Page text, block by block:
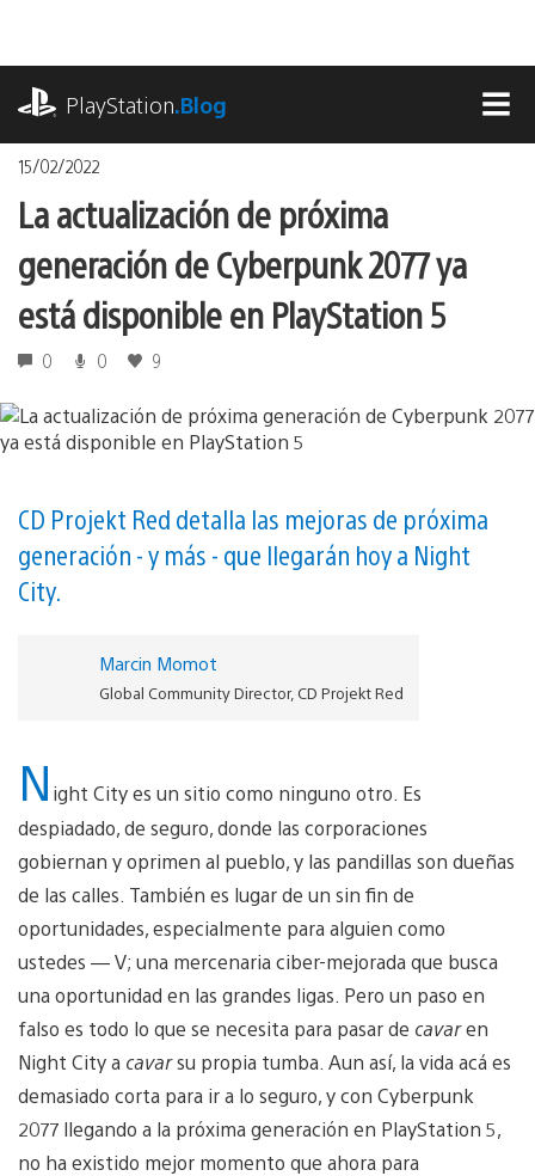
contenido
PlayStation.Blog
15/02/2022
La actualización de próxima
generación de Cyberpunk 2077 ya
está disponible en PlayStation 5
0 0 9
CD Projekt Red detalla las mejoras de próxima
generación - y más - que llegarán hoy a Night
City.
Marcin Momot
Global Community Director, CD Projekt Red
N ight City es un sitio como ninguno otro. Es
despiadado, de seguro, donde las corporaciones
gobiernan y oprimen al pueblo, y las pandillas son dueñas
de las calles. También es lugar de un sin fin de
oportunidades, especialmente para alguien como
ustedes — V; una mercenaria ciber-mejorada que busca
una oportunidad en las grandes ligas. Pero un paso en
falso es todo lo que se necesita para pasar de cavaren
Night City a cavarsu propia tumba. Aun así, la vida acá es
demasiado corta para ir a lo seguro, y con Cyberpunk
2077 llegando a la próxima generación en PlayStation 5,
no ha existido mejor momento que ahora para